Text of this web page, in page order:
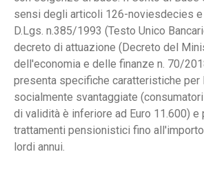
sensi degli articoli 126-noviesdecies
D.Lgs. n.385/1993 (Testo Unico
decreto di attuazione (Decreto del
dell'economia e delle finanze n. 70/
presenta specifiche caratteristiche per
socialmente svantaggiate
di validità è inferiore ad Euro 11.600) e
trattamenti pensionistici fino
lordi annui.